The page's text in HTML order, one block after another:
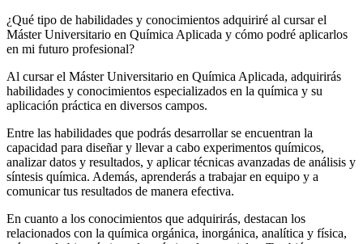
¿Qué tipo de habilidades y conocimientos adquiriré al cursar el
Máster Universitario en Química Aplicada y cómo podré aplicarlos
en mi futuro profesional?
Al cursar el Máster Universitario en Química Aplicada, adquirirás
habilidades y conocimientos especializados en la química y su
aplicación práctica en diversos campos.
Entre las habilidades que podrás desarrollar se encuentran la
capacidad para diseñar y llevar a cabo experimentos químicos,
analizar datos y resultados, y aplicar técnicas avanzadas de análisis y
síntesis química. Además, aprenderás a trabajar en equipo y a
comunicar tus resultados de manera efectiva.
En cuanto a los conocimientos que adquirirás, destacan los
relacionados con la química orgánica, inorgánica, analítica y física,